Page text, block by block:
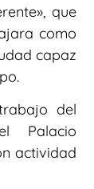
que
como
capaz
del
Palacio
actividad